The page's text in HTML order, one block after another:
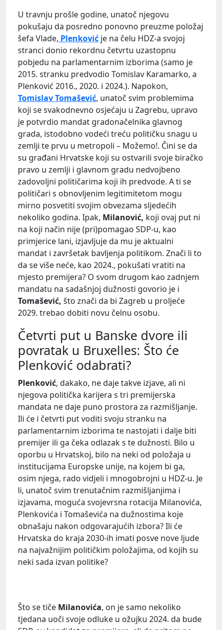
U travnju prošle godine, unatoč njegovu
pokušaju da posredno ponovno preuzme položaj
šefa Vlade, Plenković je na čelu HDZ-a svojoj
stranci donio rekordnu četvrtu uzastopnu
pobjedu na parlamentarnim izborima (samo je
2015. stranku predvodio Tomislav Karamarko, a
Plenković 2016., 2020. i 2024.). Napokon,
Tomislav Tomašević, unatoč svim problemima
koji se svakodnevno osjećaju u Zagrebu, upravo
je potvrdio mandat gradonačelnika glavnog
grada, istodobno vodeći treću političku snagu u
zemlji te prvu u metropoli – Možemo!. Čini se da
su građani Hrvatske koji su ostvarili svoje biračko
pravo u zemlji i glavnom gradu nedvojbeno
zadovoljni političarima koji ih predvode. A ti se
političari s obnovljenim legitimitetom mogu
mirno posvetiti svojim obvezama sljedećih
nekoliko godina. Ipak, Milanović, koji ovaj put ni
na koji način nije (pri)pomagao SDP-u, kao
primjerice lani, izjavljuje da mu je aktualni
mandat i završetak bavljenja politikom. Znači li to
da se više neće, kao 2024., pokušati vratiti na
mjesto premijera? O svom drugom kao zadnjem
mandatu na sadašnjoj dužnosti govorio je i
Tomašević, što znači da bi Zagreb u proljeće
2029. trebao dobiti novu čelnu osobu.
Četvrti put u Banske dvore ili
povratak u Bruxelles: Što će
Plenković odabrati?
Plenković, dakako, ne daje takve izjave, ali ni
njegova politička karijera s tri premijerska
mandata ne daje puno prostora za razmišljanje.
Ili će i četvrti put voditi svoju stranku na
parlamentarnim izborima te nastojati i dalje biti
premijer ili ga čeka odlazak s te dužnosti. Bilo u
oporbu u Hrvatskoj, bilo na neki od položaja u
institucijama Europske unije, na kojem bi ga,
osim njega, rado vidjeli i mnogobrojni u HDZ-u. Je
li, unatoč svim trenutačnim razmišljanjima i
izjavama, moguća svojevrsna rotacija Milanovića,
Plenkovića i Tomaševića na dužnostima koje
obnašaju nakon odgovarajućih izbora? Ili će
Hrvatska do kraja 2030-ih imati posve nove ljude
na najvažnijim političkim položajima, od kojih su
neki sada izvan politike?
Što se tiče Milanovića, on je samo nekoliko
tjedana uoči svoje odluke u ožujku 2024. da bude